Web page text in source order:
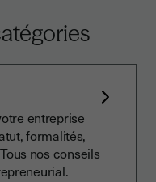
entreprise
formalités,
nos conseils